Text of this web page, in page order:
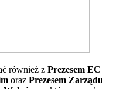
również z Prezesem EC
oraz Prezesem Zarządu